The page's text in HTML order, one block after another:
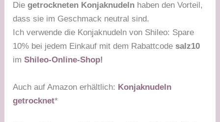
Diegetrockneten Konjaknudeln haben den Vorteil,
dass sie im Geschmack neutral sind.
Ich verwende die Konjaknudeln von Shileo: Spare
10% bei jedem Einkauf mit dem Rabattcodesalz10
imShileo-Online-Shop!
Auch auf Amazon erhältlich: Konjaknudeln
getrocknet*